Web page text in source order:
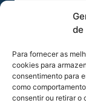
de
Para fornecer as
cookies para
consentimento para
como
consentir ou retirar o
Alexandre
campo
vídeo
SP. AVAR
Carvalho-SP.